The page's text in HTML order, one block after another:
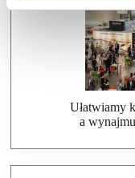
Ułatwiamy
a